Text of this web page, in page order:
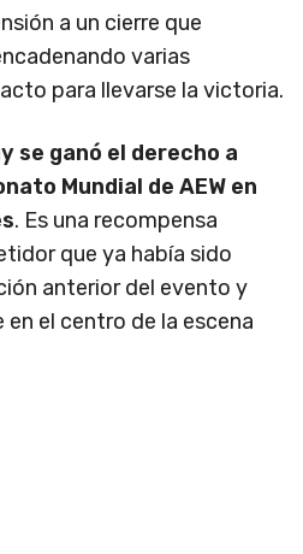
a un cierre que
varias
para llevarse la victoria.
se ganó el derecho a
Mundial de AEW en
. Es una recompensa
que ya había sido
anterior del evento y
el centro de la escena